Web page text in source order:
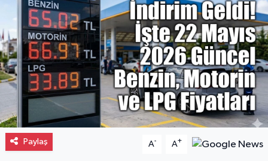
Paylaş A- A+
Eğitim